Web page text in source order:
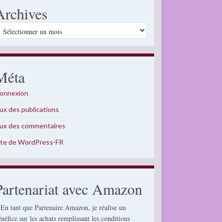
des publications
des commentaires
de WordPress-FR
avec Amazon
tant que Partenaire Amazon, je réalise un
sur les achats remplissant les conditions